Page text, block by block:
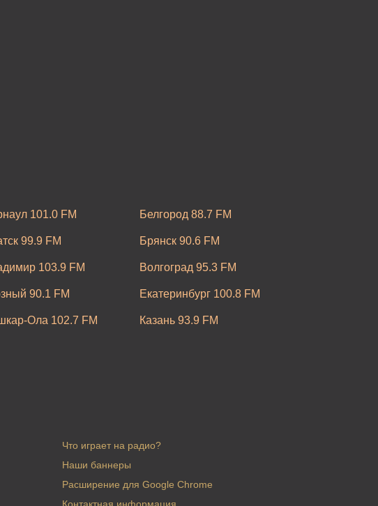
101.0 FM Белгород 88.7 FM
99.9 FM Брянск 90.6 FM
103.9 FM Волгоград 95.3 FM
90.1 FM Екатеринбург 100.8 FM
Ола 102.7 FM Казань 93.9 FM
89.5 FM
93.8 FM Омск 88.6 FM
Что играет на радио?
Наши баннеры
Расширение для Google Chrome